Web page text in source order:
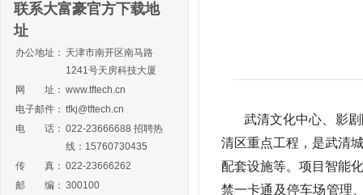
武清文化中心、影
清区重点工程，是武清
配套设施等。项目智能
禁一卡通及停车场管理
联系大富豪官方下载地
址
办公地址： 天津市南开区南马路
1241号天房科技大厦
网 址： www.tftech.cn
电子邮件： tfkj@tftech.cn
电 话： 022-23666688 招聘热
线：15760730435
传 真： 022-23666262
邮 编： 300100